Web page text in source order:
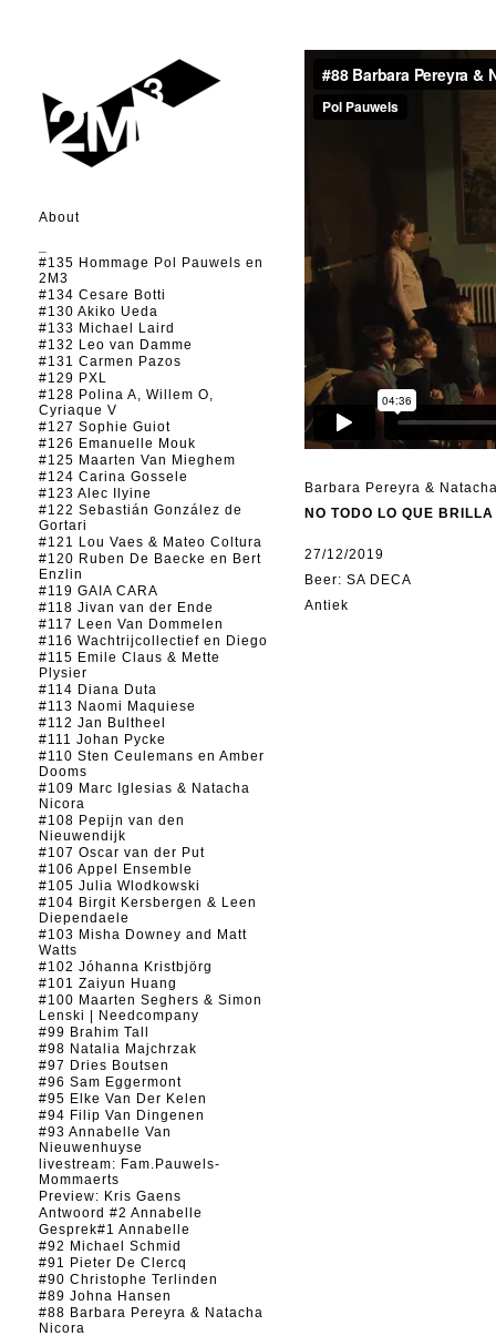
About
#135 Hommage Pol Pauwels en
2M3
#134 Cesare Botti
#130 Akiko Ueda
#133 Michael Laird
#132 Leo van Damme
#131 Carmen Pazos
#129 PXL
#128 Polina A, Willem O,
Cyriaque V
#127 Sophie Guiot
#126 Emanuelle Mouk
#125 Maarten Van Mieghem
#124 Carina Gossele
#123 Alec Ilyine
#122 Sebastián González de
Gortari
#121 Lou Vaes & Mateo Coltura
#120 Ruben De Baecke en Bert
Enzlin
#119 GAIA CARA
#118 Jivan van der Ende
#117 Leen Van Dommelen
#116 Wachtrijcollectief en Diego
#115 Emile Claus & Mette
Plysier
#114 Diana Duta
#113 Naomi Maquiese
#112 Jan Bultheel
#111 Johan Pycke
#110 Sten Ceulemans en Amber
Dooms
#109 Marc Iglesias & Natacha
Nicora
#108 Pepijn van den
Nieuwendijk
#107 Oscar van der Put
#106 Appel Ensemble
#105 Julia Wlodkowski
#104 Birgit Kersbergen & Leen
Diependaele
#103 Misha Downey and Matt
Watts
#102 Jóhanna Kristbjörg
#101 Zaiyun Huang
#100 Maarten Seghers & Simon
Lenski | Needcompany
#99 Brahim Tall
#98 Natalia Majchrzak
#97 Dries Boutsen
#96 Sam Eggermont
#95 Elke Van Der Kelen
#94 Filip Van Dingenen
#93 Annabelle Van
Nieuwenhuyse
livestream: Fam.Pauwels-
Mommaerts
Preview: Kris Gaens
Antwoord #2 Annabelle
Gesprek#1 Annabelle
#92 Michael Schmid
#91 Pieter De Clercq
#90 Christophe Terlinden
#89 Johna Hansen
#88 Barbara Pereyra & Natacha
Nicora
Barbara Pereyra &
NO TODO LO QUE
27/12/2019
Beer: SA DECA
Antiek